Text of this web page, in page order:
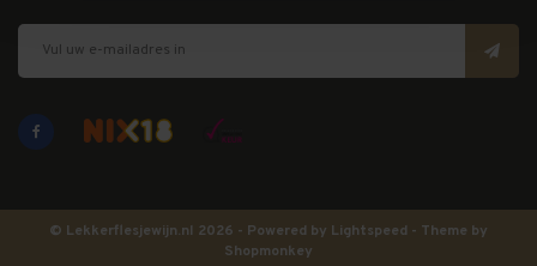
© Lekkerflesjewijn.nl 2026 - Powered by Lightspeed - Theme by
Shopmonkey